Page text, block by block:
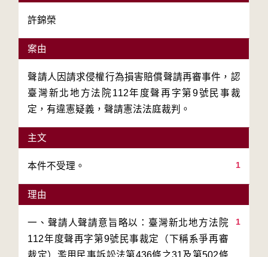
許錦榮
案由
聲請人因請求侵權行為損害賠償聲請再審事件，認
臺灣新北地方法院112年度聲再字第9號民事裁
定，有違憲疑義，聲請憲法法庭裁判。
主文
1
本件不受理。
理由
1
一、聲請人聲請意旨略以：臺灣新北地方法院
112年度聲再字第9號民事裁定（下稱系爭再審
裁定）濫用民事訴訟法第436條之31及第502條